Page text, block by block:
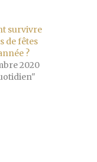
survivre
de fêtes
?
2020